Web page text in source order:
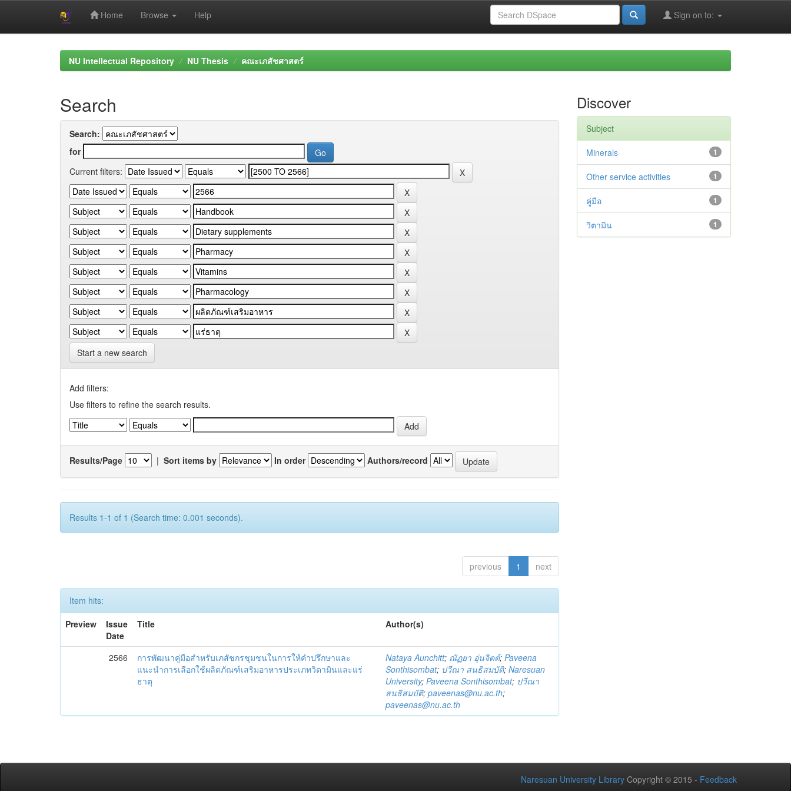
Home Browse Help Sign on to:
NU Intellectual Repository NU Thesis คณะเภสัชศาสตร์
Search
Search:
for
Current filters:
Start a new search
Add filters:
Use filters to refine the search results.
Results/Page | Sort items by In order Authors/record
Results 1-1 of 1 (Search time: 0.001 seconds).
previous 1 next
Item hits:
Preview
Issue
Date
Title Author(s)
2566
การพัฒนาคู่มือสำหรับเภสัชกรชุมชนในการให้คำปรึกษาและ
แนะนำการเลือกใช้ผลิตภัณฑ์เสริมอาหารประเภทวิตามินและแร่
ธาตุ
Nataya Aunchitt; ณัฏยา อุ่นจิตต์;Paveena
Sonthisombat; ปวีณา สนธิสมบัติ;Naresuan
University;Paveena Sonthisombat; ปวีณา
สนธิสมบัติ;paveenas@nu.ac.th;
paveenas@nu.ac.th
Discover
Subject
1
Minerals
1
Other service activities
1
คู่มือ
1
วิตามิน
Naresuan University Library Copyright © 2015 - Feedback